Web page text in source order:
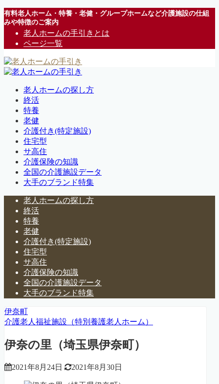
有料老人ホーム・特養・老健・グループホームなど介護施設の仕組
みや特徴のご案内
老人ホームの手引きとは
ページ一覧
老人ホームの探し方
終活
特養
老健
介護付き(特定施設)
住宅型
サ高住
介護保険の知識
全国の介護施設データ
大手のブランド特集
老人ホームの探し方
終活
特養
老健
介護付き(特定施設)
住宅型
サ高住
介護保険の知識
全国の介護施設データ
大手のブランド特集
伊奈町
介護老人福祉施設（特別養護老人ホーム）
伊奈の里（埼玉県伊奈町）
2021年8月24日 2021年8月30日